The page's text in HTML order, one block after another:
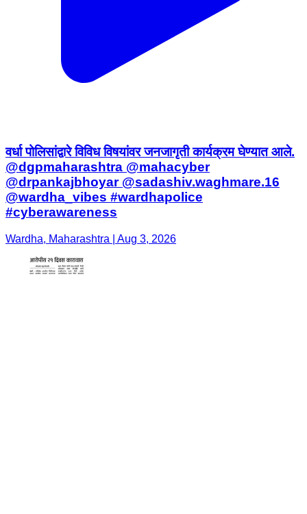
वर्धा पोलिसांद्वारे विविध विषयांवर जनजागृती कार्यक्रम घेण्यात आले.
@dgpmaharashtra @mahacyber
@drpankajbhoyar @sadashiv.waghmare.16
@wardha_vibes #wardhapolice
#cyberawareness
Wardha, Maharashtra | Aug 3, 2026